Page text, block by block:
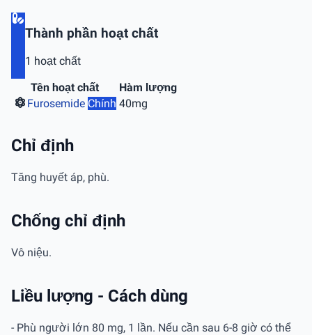
Thành phần hoạt chất
1 hoạt chất
Tên hoạt chất
Hàm lượng
Furosemide Chính 40mg
Chỉ định
Tăng huyết áp, phù.
Chống chỉ định
Vô niệu.
Liều lượng - Cách dùng
- Phù người lớn 80 mg, 1 lần. Nếu cần sau 6-8 giờ có thể